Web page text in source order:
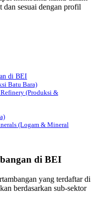
dan sesuai dengan profil
di BEI
Batu Bara)
(Produksi &
(Logam & Mineral
di BEI
yang terdaftar di
berdasarkan sub-sektor